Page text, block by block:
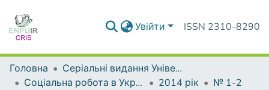
Увійти ISSN 2310-8290
Головна
Серіальні видання Університету
Соціальна робота в Україні: теорія і практика
2014 рік
№ 1-2